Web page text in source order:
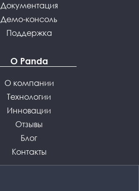
Документация
Демо-консоль
Поддержка
О Panda
О компании
Технологии
Инновации
Отзывы
Блог
Контакты